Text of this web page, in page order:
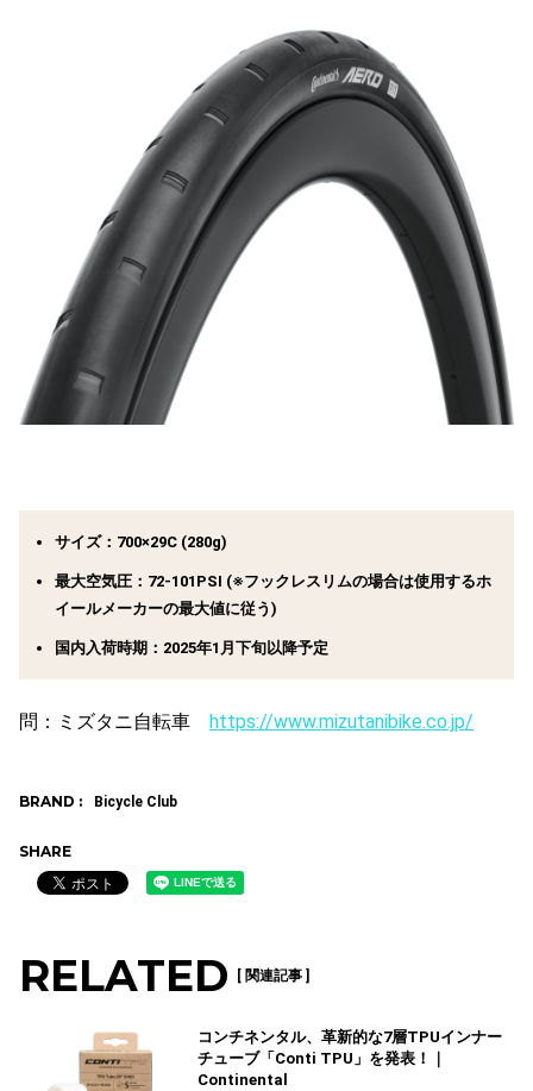
サイズ：700×29C (280g)
最大空気圧：72-101PSI (※フックレスリムの場合は使用するホ
イールメーカーの最大値に従う)
国内入荷時期：2025年1月下旬以降予定
問：ミズタニ自転車 https://www.mizutanibike.co.jp/
BRAND : Bicycle Club
SHARE
RELATED [ 関連記事 ]
コンチネンタル、革新的な7層TPUインナー
チューブ「Conti TPU」を発表！｜
Continental